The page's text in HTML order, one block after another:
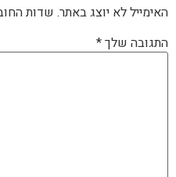
האימייל לא יוצג באתר. שדות
התגובה שלך*